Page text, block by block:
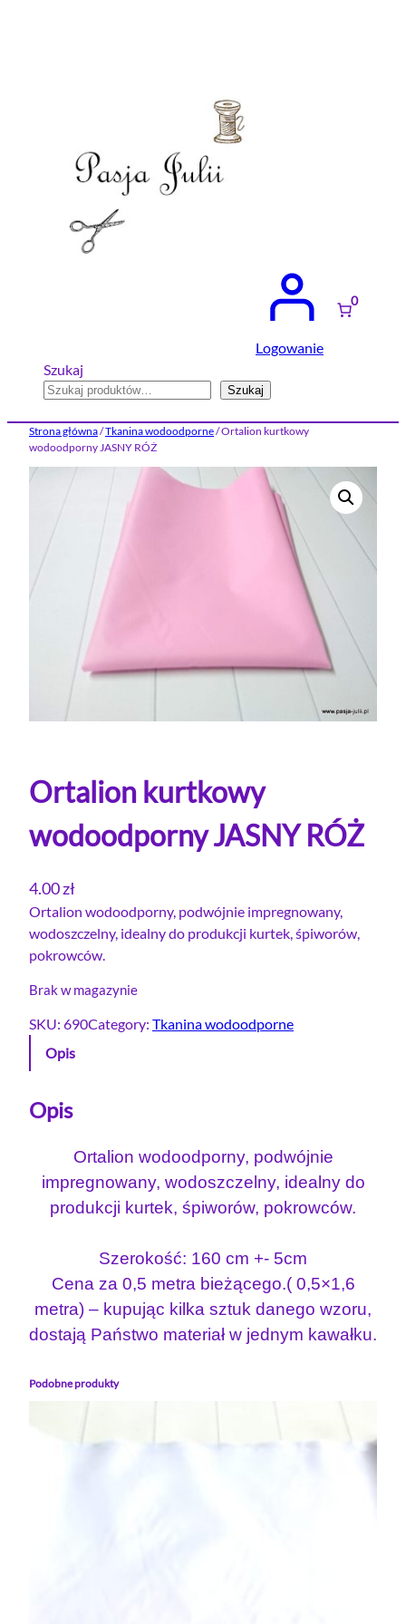
Logowanie
0
Szukaj
Szukaj
Strona główna/Tkanina wodoodporne/ Ortalion kurtkowy
wodoodporny JASNY RÓŻ
Ortalion kurtkowy
wodoodporny JASNY RÓŻ
4.00zł
Ortalion wodoodporny, podwójnie impregnowany,
wodoszczelny, idealny do produkcji kurtek, śpiworów,
pokrowców.
Brak w magazynie
SKU: 690Category: Tkanina wodoodporne
Opis
Opis
Ortalion wodoodporny, podwójnie
impregnowany, wodoszczelny, idealny do
produkcji kurtek, śpiworów, pokrowców.
Szerokość: 160 cm +- 5cm
Cena za 0,5 metra bieżącego.( 0,5×1,6
metra) – kupując kilka sztuk danego wzoru,
dostają Państwo materiał w jednym kawałku.
Podobne produkty